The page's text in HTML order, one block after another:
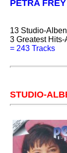
PETRA FREY
13 Studio-Alben
3 Greatest
= 243 Tracks
STUDIO-